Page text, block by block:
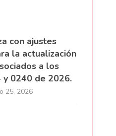
con ajustes
la actualización
a los
0240 de 2026.
25, 2026